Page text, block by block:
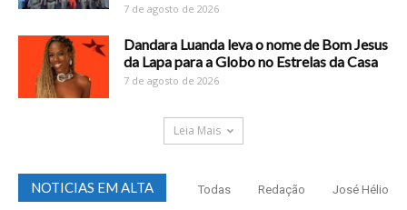
7 de agosto de 2026
Dandara Luanda leva o nome de Bom Jesus
da Lapa para a Globo no Estrelas da Casa
7 de agosto de 2026
Leia Mais
NOTICIAS EM ALTA Todas Redação José Hélio